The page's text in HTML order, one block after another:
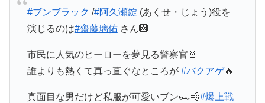
#ブンブラック /#阿久瀬錠 (あくせ・じょう)役を
演じるのは#齋藤璃佑さん🛞
市民に人気のヒーローを夢見る警察官🚨
誰よりも熱くて真っ直ぐなところが #バクアゲ🔥
真面目な男だけど私服が可愛いブン🏎💨#爆上戦